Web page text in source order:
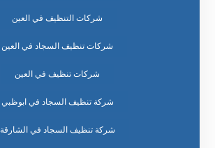
شركات التنظيف في العين
شركات تنظيف السجاد في العين
شركات تنظيف في العين
شركة تنظيف السجاد في ابوظبي
شركة تنظيف السجاد في الشارقة